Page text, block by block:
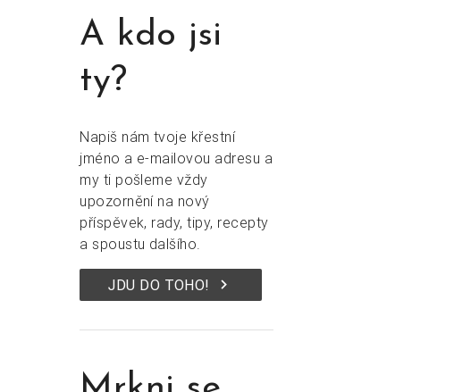
A kdo jsi
ty?
Napiš nám tvoje křestní
jméno a e-mailovou adresu a
my ti pošleme vždy
upozornění na nový
příspěvek, rady, tipy, recepty
a spoustu dalšího.
keyboard_arrow_right
JDU DO TOHO!